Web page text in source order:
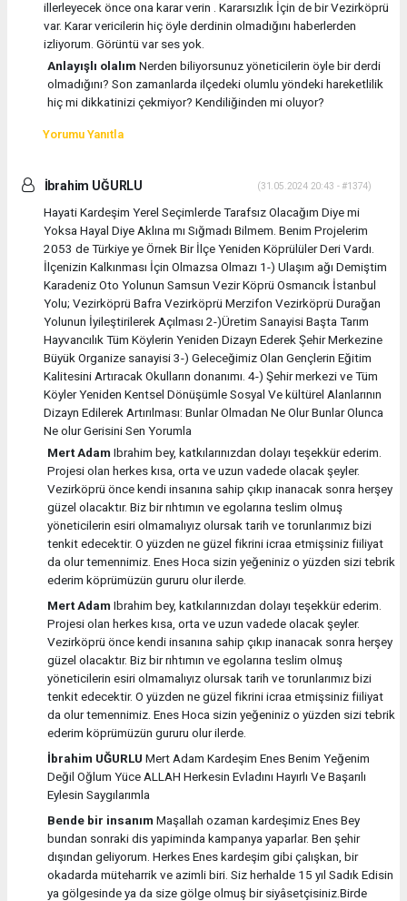
illerleyecek önce ona karar verin . Kararsızlık İçin de bir Vezirköprü
var. Karar vericilerin hiç öyle derdinin olmadığını haberlerden
izliyorum. Görüntü var ses yok.
Anlayışlı olalım Nerden biliyorsunuz yöneticilerin öyle bir derdi
olmadığını? Son zamanlarda ilçedeki olumlu yöndeki hareketlilik
hiç mi dikkatinizi çekmiyor? Kendiliğinden mi oluyor?
Yorumu Yanıtla
İbrahim UĞURLU (31.05.2024 20:43 - #1374)
Hayati Kardeşim Yerel Seçimlerde Tarafsız Olacağım Diye mi
Yoksa Hayal Diye Aklına mı Sığmadı Bilmem. Benim Projelerim
2053 de Türkiye ye Örnek Bir İlçe Yeniden Köprülüler Deri Vardı.
İlçenizin Kalkınması İçin Olmazsa Olmazı 1-) Ulaşım ağı Demiştim
Karadeniz Oto Yolunun Samsun Vezir Köprü Osmancık İstanbul
Yolu; Vezirköprü Bafra Vezirköprü Merzifon Vezirköprü Durağan
Yolunun İyileştirilerek Açılması 2-)Üretim Sanayisi Başta Tarım
Hayvancılık Tüm Köylerin Yeniden Dizayn Ederek Şehir Merkezine
Büyük Organize sanayisi 3-) Geleceğimiz Olan Gençlerin Eğitim
Kalitesini Artıracak Okulların donanımı. 4-) Şehir merkezi ve Tüm
Köyler Yeniden Kentsel Dönüşümle Sosyal Ve kültürel Alanlarının
Dizayn Edilerek Artırılması: Bunlar Olmadan Ne Olur Bunlar Olunca
Ne olur Gerisini Sen Yorumla
Mert Adam Ibrahim bey, katkılarınızdan dolayı teşekkür ederim.
Projesi olan herkes kısa, orta ve uzun vadede olacak şeyler.
Vezirköprü önce kendi insanına sahip çıkıp inanacak sonra herşey
güzel olacaktır. Biz bir rıhtımın ve egolarına teslim olmuş
yöneticilerin esiri olmamalıyız olursak tarih ve torunlarımız bizi
tenkit edecektir. O yüzden ne güzel fikrini icraa etmişsiniz fiiliyat
da olur temennimiz. Enes Hoca sizin yeğeniniz o yüzden sizi tebrik
ederim köprümüzün gururu olur ilerde.
Mert Adam Ibrahim bey, katkılarınızdan dolayı teşekkür ederim.
Projesi olan herkes kısa, orta ve uzun vadede olacak şeyler.
Vezirköprü önce kendi insanına sahip çıkıp inanacak sonra herşey
güzel olacaktır. Biz bir rıhtımın ve egolarına teslim olmuş
yöneticilerin esiri olmamalıyız olursak tarih ve torunlarımız bizi
tenkit edecektir. O yüzden ne güzel fikrini icraa etmişsiniz fiiliyat
da olur temennimiz. Enes Hoca sizin yeğeniniz o yüzden sizi tebrik
ederim köprümüzün gururu olur ilerde.
İbrahim UĞURLU Mert Adam Kardeşim Enes Benim Yeğenim
Değil Oğlum Yüce ALLAH Herkesin Evladını Hayırlı Ve Başarılı
Eylesin Saygılarımla
Bende bir insanım Maşallah ozaman kardeşimiz Enes Bey
bundan sonraki dis yapiminda kampanya yaparlar. Ben şehir
dışından geliyorum. Herkes Enes kardeşim gibi çalışkan, bir
okadarda müteharrik ve azimli biri. Siz herhalde 15 yıl Sadık Edisin
ya gölgesinde ya da size gölge olmuş bir siyâsetçisiniz.Birde